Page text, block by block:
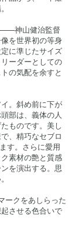
神山健治監督
を世界初の等身
に準じたサイズ
ーダーとしての
の気配を余すと
。斜め前に下が
部は、義体の人
ものです。美し
、精巧なセブロ
す。さらに愛用
素材の艶と質感
を演出する。思
ークをあしらった
させる色合いで